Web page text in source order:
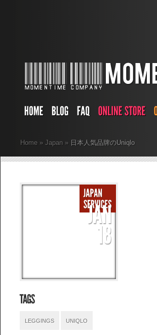
Home » Japan » 日本人気品牌のUniqlo
LEGGINGS UNIQLO